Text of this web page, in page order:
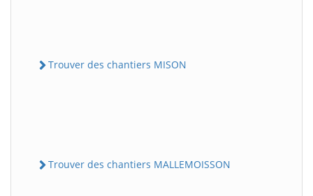
Trouver des chantiers MISON
Trouver des chantiers MALLEMOISSON